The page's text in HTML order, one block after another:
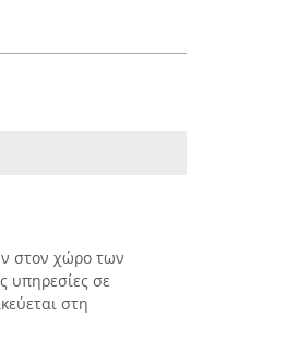
στον χώρο των
υπηρεσίες σε
στη